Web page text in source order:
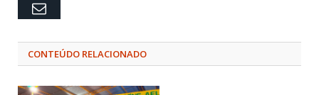
Email
CONTEÚDO RELACIONADO